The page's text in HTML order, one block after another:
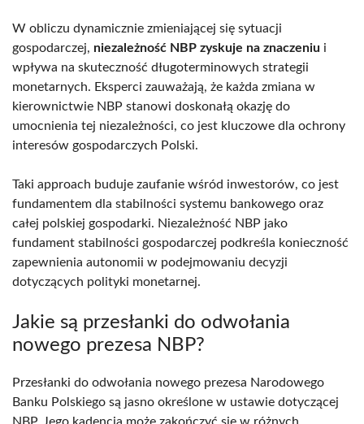
W obliczu dynamicznie zmieniającej się sytuacji
gospodarczej, niezależność NBP zyskuje na znaczeniu i
wpływa na skuteczność długoterminowych strategii
monetarnych. Eksperci zauważają, że każda zmiana w
kierownictwie NBP stanowi doskonałą okazję do
umocnienia tej niezależności, co jest kluczowe dla ochrony
interesów gospodarczych Polski.
Taki approach buduje zaufanie wśród inwestorów, co jest
fundamentem dla stabilności systemu bankowego oraz
całej polskiej gospodarki. Niezależność NBP jako
fundament stabilności gospodarczej podkreśla konieczność
zapewnienia autonomii w podejmowaniu decyzji
dotyczących polityki monetarnej.
Jakie są przesłanki do odwołania
nowego prezesa NBP?
Przesłanki do odwołania nowego prezesa Narodowego
Banku Polskiego są jasno określone w ustawie dotyczącej